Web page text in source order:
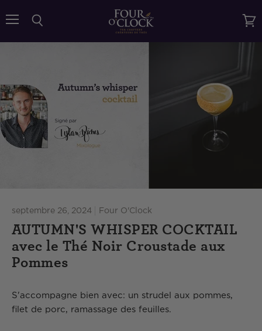
le
septembre 26, 2024 Four O'Clock
AUTUMN'S WHISPER COCKTAIL
avec le Thé Noir Croustade aux
Pommes
S'accompagne bien avec: un strudel aux pommes,
filet de porc, ramassage des feuilles.
{{currency}}{{discount}} undefined
View Cart